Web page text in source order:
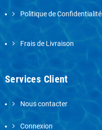
Politique de Confidentialité
Frais de Livraison
Services Client
Nous contacter
Connexion